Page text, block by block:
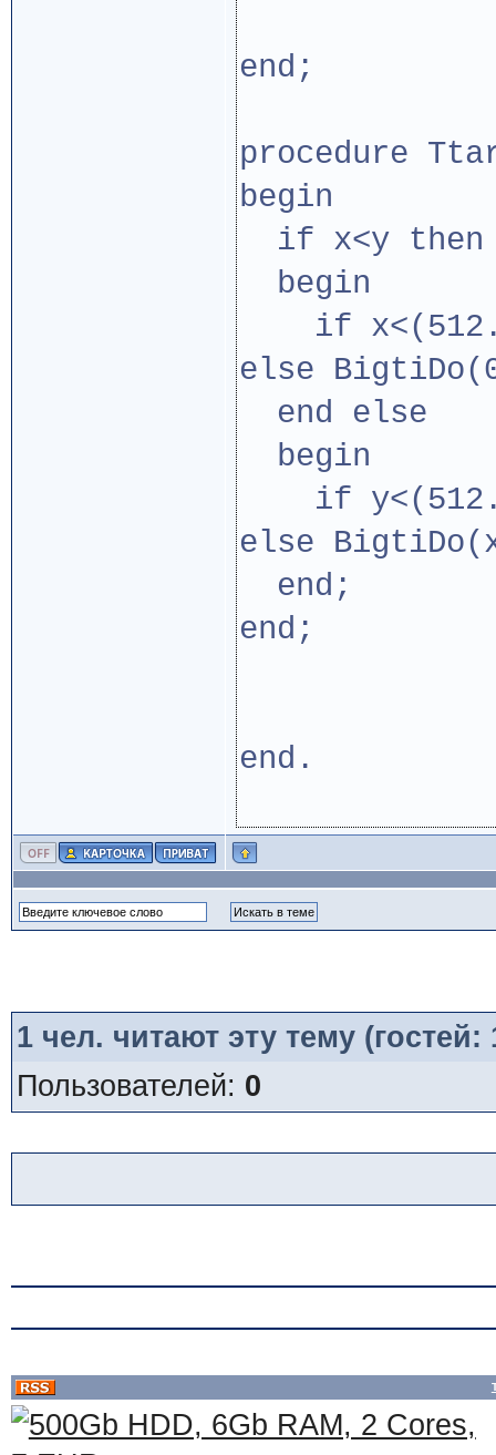
end;
procedure
begin
if x<y then
begin
if
else
end else
begin
if
else
end;
end;
end.
1чел. читают эту тему
Пользователей: 0